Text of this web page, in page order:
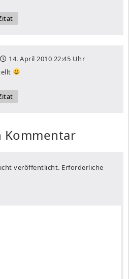
14. April 2010 22:45 Uhr
Kommentar
veröffentlicht. Erforderliche